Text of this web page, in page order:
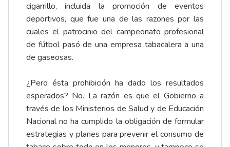
cigarrillo, incluida la promoción de eventos
deportivos, que fue una de las razones por las
cuales el patrocinio del campeonato profesional
de fútbol pasó de una empresa tabacalera a una
de gaseosas.
¿Pero ésta prohibición ha dado los resultados
esperados? No. La razón es que el Gobierno a
través de los Ministerios de Salud y de Educación
Nacional no ha cumplido la obligación de formular
estrategias y planes para prevenir el consumo de